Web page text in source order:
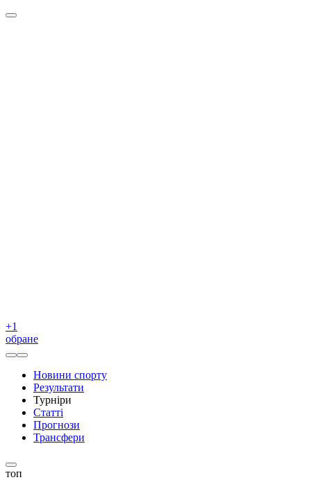
+1
обране
Новини спорту
Результати
Турніри
Статті
Прогнози
Трансфери
топ